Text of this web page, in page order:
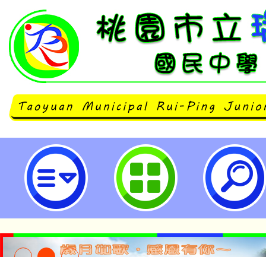
國立中央大學辦理「114年至116
文章徵選暨臺灣客語相關資料編輯
瑞坪國民中學